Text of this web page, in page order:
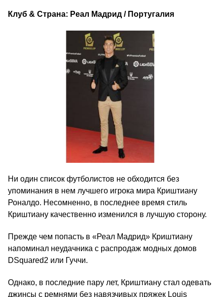
Клуб & Страна: Реал Мадрид / Португалия
Ни один список футболистов не обходится без
упоминания в нем лучшего игрока мира Криштиану
Роналдо. Несомненно, в последнее время стиль
Криштиану качественно изменился в лучшую сторону.
Прежде чем попасть в «Реал Мадрид» Криштиану
напоминал неудачника с распродаж модных домов
DSquared2 или Гуччи.
Однако, в последние пару лет, Криштиану стал одевать
джинсы с ремнями без навязчивых пряжек Louis